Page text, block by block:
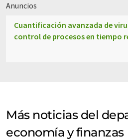
Anuncios
Cuantificación avanzada de
control de procesos en tiempo
Más noticias del
economía y finanzas